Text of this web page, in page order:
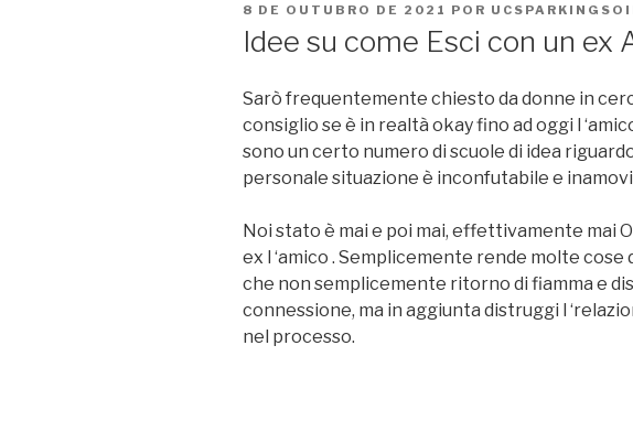
PUBLICADO
8 DE OUTUBRO DE 2021 POR
Idee su come Esci con un ex
Sarò frequentemente chiesto da donne in
consiglio se è in realtà okay fino ad oggi l
sono un certo numero di scuole di idea
personale situazione è inconfutabile e
Noi stato è mai e poi mai, effettivamente mai
ex l ‘amico . Semplicemente rende molte cose
che non semplicemente ritorno di fiamma e
connessione, ma in aggiunta distruggi l
nel processo.